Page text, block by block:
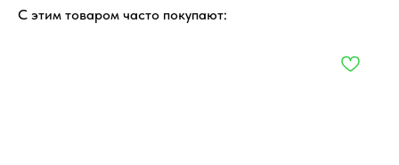
С этим товаром часто покупают: